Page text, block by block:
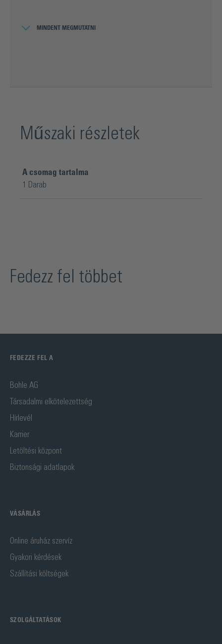
Javított fogak kihagyási viselkedése
a karbantartástól való mentesség
MINDENT MEGMUTATNI
Műszaki részletek
A csomag tartalma
1 Darab
Fedezz fel többet
FEDEZZE FEL A
Bohle AG
Társadalmi elkötelezettség
Hírlevél
Karrier
Letöltési központ
Biztonsági adatlapok
VÁSÁRLÁS
Online áruház szervíz
Gyakori kérdések
Szállítási költségek
SZOLGÁLTATÁSOK